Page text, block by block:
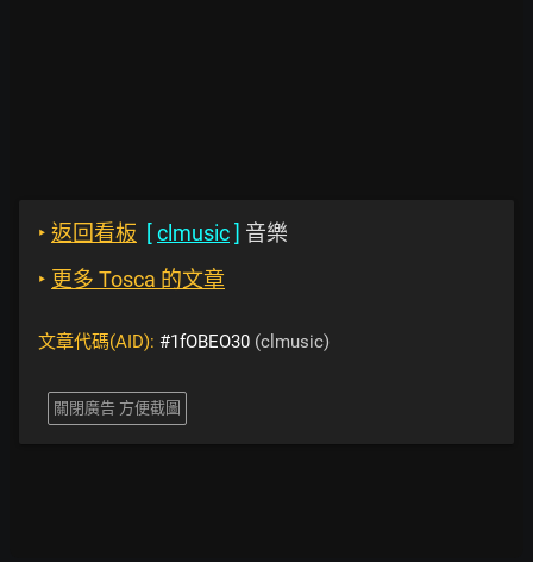
‣ 返回看板 [clmusic] 音樂
‣ 更多 Tosca 的文章
文章代碼(AID): #1fOBEO30 (clmusic)
關閉廣告 方便截圖